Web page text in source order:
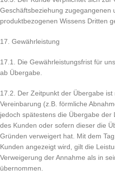
Geschäftsbeziehung zugegangenen
produktbezogenen Wissens Dritten
17. Gewährleistung
17.1. Die Gewährleistungsfrist für
ab Übergabe.
17.2. Der Zeitpunkt der Übergabe
Vereinbarung (z.B. förmliche
jedoch spätestens die Übergabe
des Kunden oder sofern dieser die
Gründen verweigert hat. Mit dem
Kunden angezeigt wird, gilt die
Verweigerung der Annahme als in
übernommen.